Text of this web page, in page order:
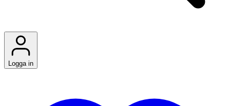
Logga in